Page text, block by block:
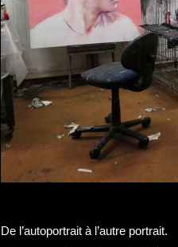
De l’autoportrait à l’autre portrait.